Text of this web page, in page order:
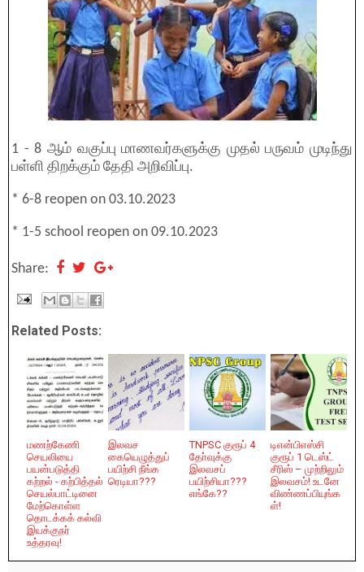
1 - 8 ஆம் வகுப்பு மாணவர்களுக்கு முதல் பருவம் முடிந்து
பள்ளி திறக்கும் தேதி அறிவிப்பு.
* 6-8 reopen on 03.10.2023
* 1-5 school reopen on 09.10.2023
Share:
Related Posts:
மணற்கேணி
செயலியை
பயன்படுத்தி
கற்றல் - கற்பித்தல்
செயல்பாட்டினை
மேற்கொள்ள
தொடக்கக் கல்வி
இயக்குநர்
உத்தரவு!
இலவச
கையெழுத்துப்
பயிற்சி நீங்க
ரெடியா???
TNPSC குரூப் 4
தோ்வுக்கு
இலவசப்
பயிற்சியா???
எங்கே??
டிஎன்பிஎஸ்சி
குரூப் 1 டெஸ்ட்
சீரிஸ் – முற்றிலும்
இலவசம்! உடனே
விண்ணப்பியுங்க
ள்!